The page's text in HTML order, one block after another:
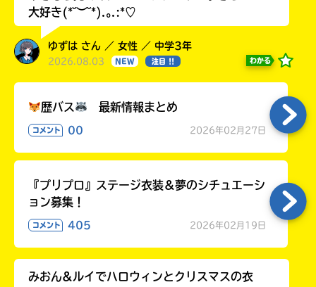
大好き(*˘︶˘*).｡.:*♡
ゆずは さん ／ 女性 ／ 中学3年
2026.08.03 NEW 注目 !! わかる
歴バス 最新情報まとめ
コメント 00 2026年02月27日
『プリプロ』ステージ衣装＆夢のシチュエーシ
ョン募集！
コメント 405 2026年02月19日
みおん&ルイでハロウィンとクリスマスの衣